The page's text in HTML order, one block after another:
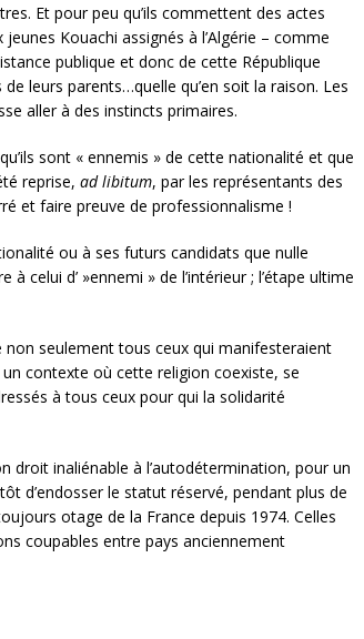
Et pour peu qu’ils commettent des actes
Kouachi assignés à l’Algérie – comme
publique et donc de cette République
leurs parents…quelle qu’en soit la raison. Les
aller à des instincts primaires.
sont « ennemis » de cette nationalité et que
reprise, ad libitum, par les représentants des
et faire preuve de professionnalisme !
ou à ses futurs candidats que nulle
celui d’ »ennemi » de l’intérieur ; l’étape ultime
seulement tous ceux qui manifesteraient
contexte où cette religion coexiste, se
à tous ceux pour qui la solidarité
droit inaliénable à l’autodétermination, pour un
d’endosser le statut réservé, pendant plus de
otage de la France depuis 1974. Celles
coupables entre pays anciennement